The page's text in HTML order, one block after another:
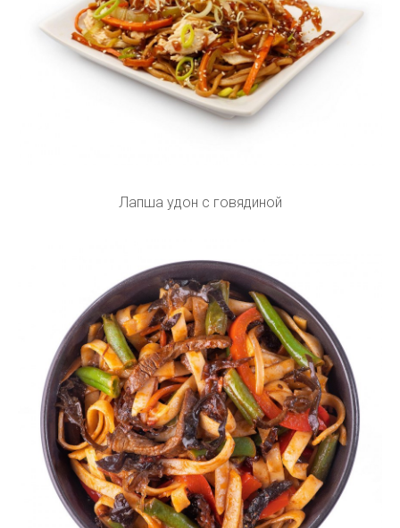
Лапша удон с говядиной